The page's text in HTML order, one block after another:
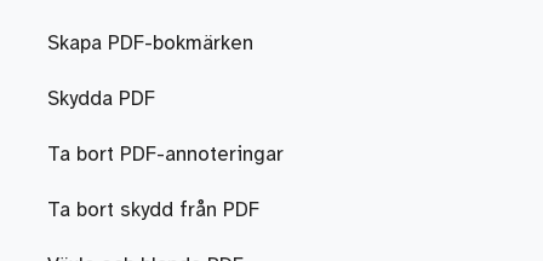
Skapa PDF-bokmärken
Skydda PDF
Ta bort PDF-annoteringar
Ta bort skydd från PDF